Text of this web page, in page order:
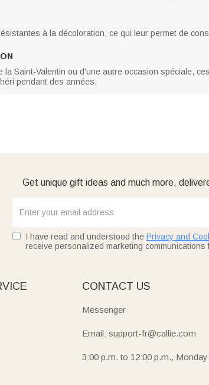
à la décoloration, ce qui leur permet de
Saint-Valentin ou d'une autre occasion spéciale,
pendant des années.
Get unique gift ideas and much more,
I have read and understood the Privacy and
receive personalized marketing communications
CONTACT US
Messenger
Email: support-fr@callie.com
3:00 p.m. to 12:00 p.m.,